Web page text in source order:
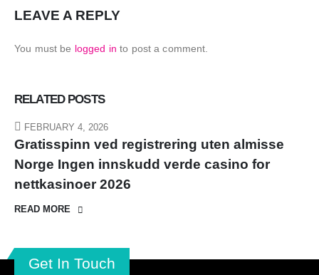
LEAVE A REPLY
You must be logged in to post a comment.
RELATED POSTS
FEBRUARY 4, 2026
Gratisspinn ved registrering uten almisse
Norge Ingen innskudd verde casino for
nettkasinoer 2026
READ MORE
Get In Touch